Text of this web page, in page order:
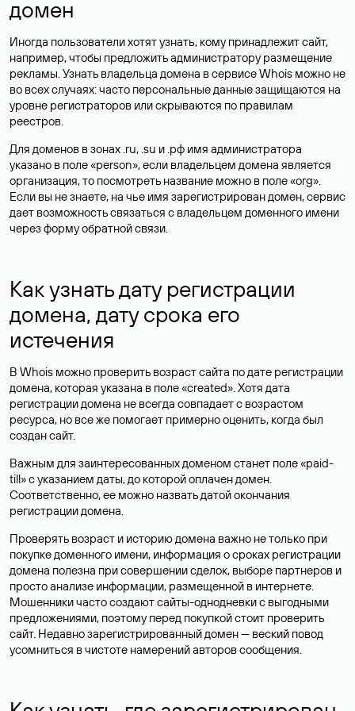
домен
Иногда пользователи хотят узнать, кому принадлежит сайт,
например, чтобы предложить администратору размещение
рекламы. Узнать владельца домена в сервисе Whois можно не
во всех случаях: часто персональные данныезащищаются на
уровне регистраторов или скрываются по правилам
реестров.
Для доменов в зонах .ru, .su и .рф имя администратора
указано в поле «person», если владельцем домена является
организация, то посмотреть название можно в поле «org».
Если вы не знаете, на чье имя зарегистрирован домен, сервис
дает возможность связаться с владельцем доменного имени
через форму обратной связи.
Как узнать дату регистрации
домена, дату срока его
истечения
В Whois можно проверить возраст сайта по дате регистрации
домена, которая указана в поле «created». Хотя дата
регистрации домена не всегда совпадает с возрастом
ресурса, но все же помогает примерно оценить, когда был
создан сайт.
Важным для заинтересованных доменом станет поле «paid-
till» с указанием даты, до которой оплачен домен.
Соответственно, ее можно назвать датой окончания
регистрации домена.
Проверять возраст и историю домена важно не только при
покупке доменного имени, информация о сроках регистрации
домена полезна при совершении сделок, выборе партнеров и
просто анализе информации, размещенной в интернете.
Мошенники часто создают сайты-однодневки с выгодными
предложениями, поэтому перед покупкой стоит проверить
сайт. Недавно зарегистрированный домен — веский повод
усомниться в чистоте намерений авторов сообщения.